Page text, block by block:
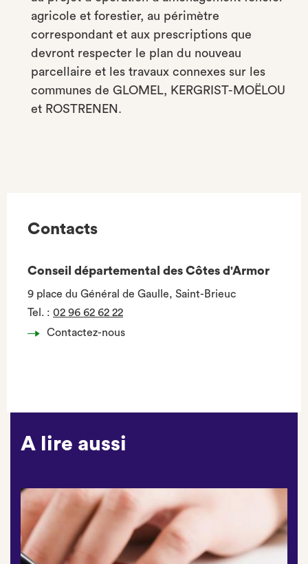
agricole et forestier, au périmètre
correspondant et aux prescriptions que
devront respecter le plan du nouveau
parcellaire et les travaux connexes sur les
communes de GLOMEL, KERGRIST-MOËLOU
et ROSTRENEN.
Contacts
Conseil départemental des Côtes d'Armor
9 place du Général de Gaulle, Saint-Brieuc
Tel. : 02 96 62 62 22
Contactez-nous
A lire aussi